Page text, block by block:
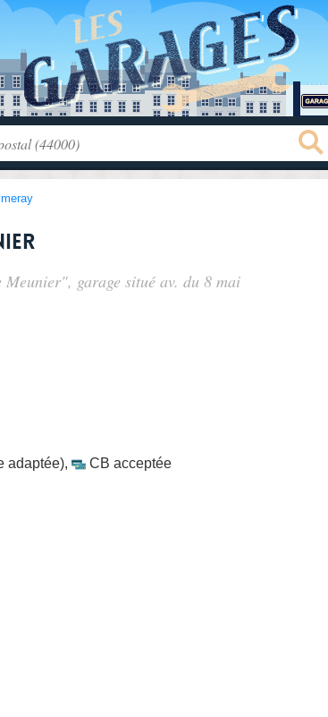
Meunier", garage situé av. du 8 mai
adaptée),
CB acceptée